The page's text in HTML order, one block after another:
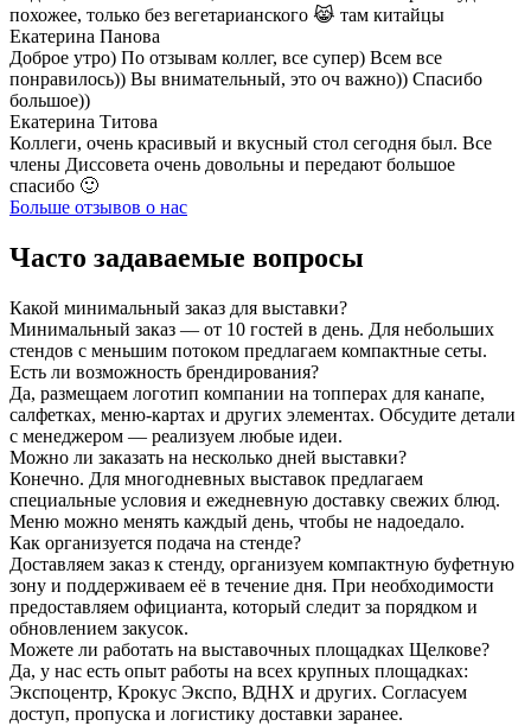
похожее, только без вегетарианского 😹 там китайцы
Екатерина Панова
Доброе утро) По отзывам коллег, все супер) Всем все
понравилось)) Вы внимательный, это оч важно)) Спасибо
большое))
Екатерина Титова
Коллеги, очень красивый и вкусный стол сегодня был. Все
члены Диссовета очень довольны и передают большое
спасибо 🙂
Больше отзывов о нас
Часто задаваемые вопросы
Какой минимальный заказ для выставки?
Минимальный заказ — от 10 гостей в день. Для небольших
стендов с меньшим потоком предлагаем компактные сеты.
Есть ли возможность брендирования?
Да, размещаем логотип компании на топперах для канапе,
салфетках, меню-картах и других элементах. Обсудите детали
с менеджером — реализуем любые идеи.
Можно ли заказать на несколько дней выставки?
Конечно. Для многодневных выставок предлагаем
специальные условия и ежедневную доставку свежих блюд.
Меню можно менять каждый день, чтобы не надоедало.
Как организуется подача на стенде?
Доставляем заказ к стенду, организуем компактную буфетную
зону и поддерживаем её в течение дня. При необходимости
предоставляем официанта, который следит за порядком и
обновлением закусок.
Можете ли работать на выставочных площадках Щелкове?
Да, у нас есть опыт работы на всех крупных площадках:
Экспоцентр, Крокус Экспо, ВДНХ и других. Согласуем
доступ, пропуска и логистику доставки заранее.